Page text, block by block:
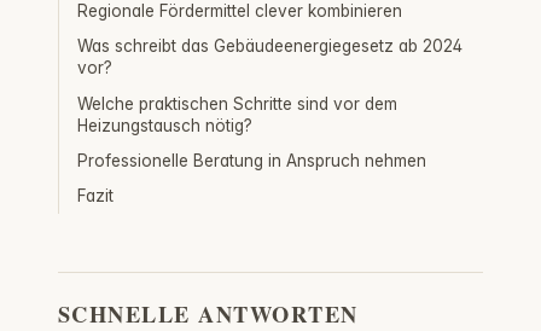
Regionale Fördermittel clever kombinieren
Was schreibt das Gebäudeenergiegesetz ab 2024
vor?
Welche praktischen Schritte sind vor dem
Heizungstausch nötig?
Professionelle Beratung in Anspruch nehmen
Fazit
SCHNELLE ANTWORTEN